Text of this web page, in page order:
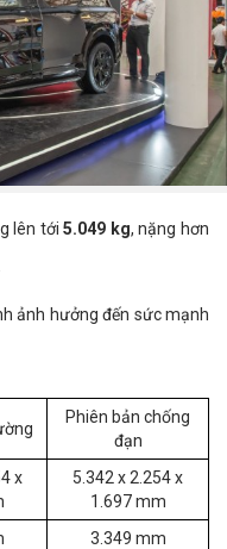
lên tới5.049 kg, nặng hơn
ảnh hưởng đến sức mạnh
Phiên bản chống
đạn
x
5.342 x 2.254 x
1.697 mm
3.349 mm